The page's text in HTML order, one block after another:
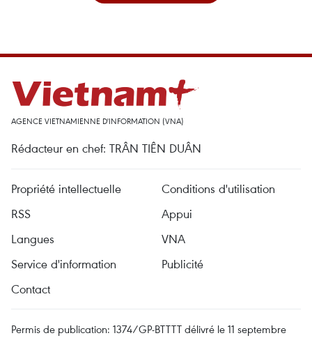
AGENCE VIETNAMIENNE D'INFORMATION (VNA)
Rédacteur en chef: TRÂN TIÊN DUÂN
Propriété intellectuelle
Conditions d'utilisation
RSS
Appui
Langues
VNA
Service d'information
Publicité
Contact
Permis de publication: 1374/GP-BTTTT délivré le 11 septembre